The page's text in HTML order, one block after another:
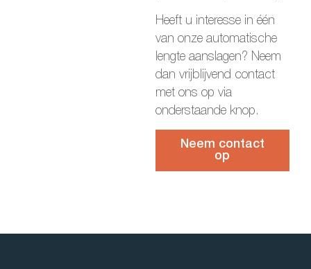
Heeft u interesse in één
van onze automatische
lengte aanslagen? Neem
dan vrijblijvend contact
met ons op via
onderstaande knop.
Neem contact
op